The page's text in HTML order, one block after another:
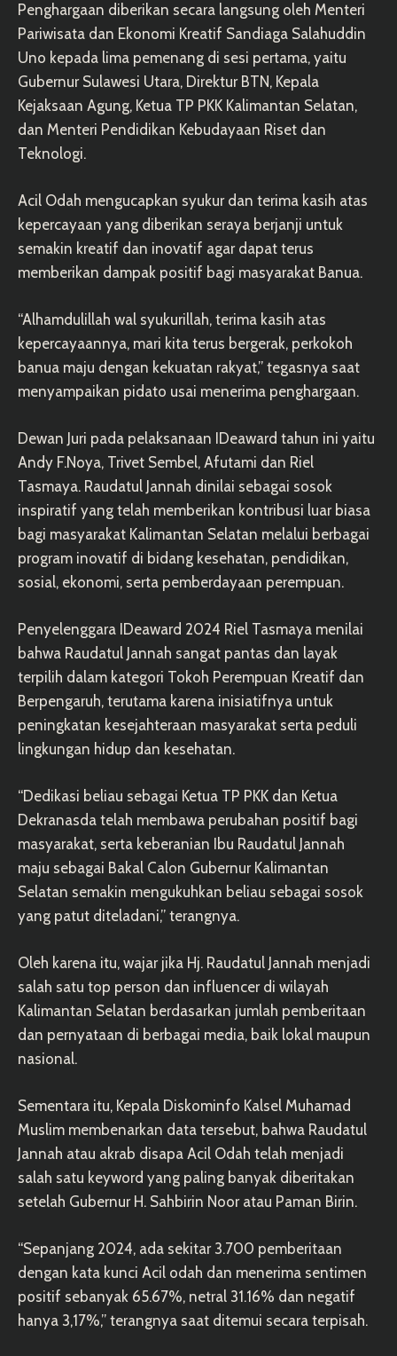
Penghargaan diberikan secara langsung oleh Menteri
Pariwisata dan Ekonomi Kreatif Sandiaga Salahuddin
Uno kepada lima pemenang di sesi pertama, yaitu
Gubernur Sulawesi Utara, Direktur BTN, Kepala
Kejaksaan Agung, Ketua TP PKK Kalimantan Selatan,
dan Menteri Pendidikan Kebudayaan Riset dan
Teknologi.
Acil Odah mengucapkan syukur dan terima kasih atas
kepercayaan yang diberikan seraya berjanji untuk
semakin kreatif dan inovatif agar dapat terus
memberikan dampak positif bagi masyarakat Banua.
“Alhamdulillah wal syukurillah, terima kasih atas
kepercayaannya, mari kita terus bergerak, perkokoh
banua maju dengan kekuatan rakyat,” tegasnya saat
menyampaikan pidato usai menerima penghargaan.
Dewan Juri pada pelaksanaan IDeaward tahun ini yaitu
Andy F.Noya, Trivet Sembel, Afutami dan Riel
Tasmaya. Raudatul Jannah dinilai sebagai sosok
inspiratif yang telah memberikan kontribusi luar biasa
bagi masyarakat Kalimantan Selatan melalui berbagai
program inovatif di bidang kesehatan, pendidikan,
sosial, ekonomi, serta pemberdayaan perempuan.
Penyelenggara IDeaward 2024 Riel Tasmaya menilai
bahwa Raudatul Jannah sangat pantas dan layak
terpilih dalam kategori Tokoh Perempuan Kreatif dan
Berpengaruh, terutama karena inisiatifnya untuk
peningkatan kesejahteraan masyarakat serta peduli
lingkungan hidup dan kesehatan.
“Dedikasi beliau sebagai Ketua TP PKK dan Ketua
Dekranasda telah membawa perubahan positif bagi
masyarakat, serta keberanian Ibu Raudatul Jannah
maju sebagai Bakal Calon Gubernur Kalimantan
Selatan semakin mengukuhkan beliau sebagai sosok
yang patut diteladani,” terangnya.
Oleh karena itu, wajar jika Hj. Raudatul Jannah menjadi
salah satu top person dan influencer di wilayah
Kalimantan Selatan berdasarkan jumlah pemberitaan
dan pernyataan di berbagai media, baik lokal maupun
nasional.
Sementara itu, Kepala Diskominfo Kalsel Muhamad
Muslim membenarkan data tersebut, bahwa Raudatul
Jannah atau akrab disapa Acil Odah telah menjadi
salah satu keyword yang paling banyak diberitakan
setelah Gubernur H. Sahbirin Noor atau Paman Birin.
“Sepanjang 2024, ada sekitar 3.700 pemberitaan
dengan kata kunci Acil odah dan menerima sentimen
positif sebanyak 65.67%, netral 31.16% dan negatif
hanya 3,17%,” terangnya saat ditemui secara terpisah.